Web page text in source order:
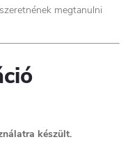
megtanulni
készült.